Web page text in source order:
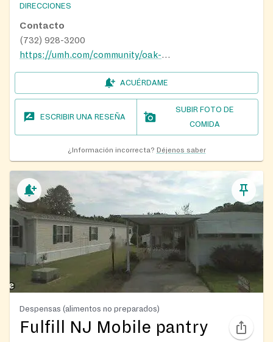
DIRECCIONES
Contacto
(732) 928-3200
https://umh.com/community/oak-tree/
ACUÉRDAME
ESCRIBIR UNA RESEÑA
SUBIR FOTO DE
COMIDA
¿Información incorrecta? Déjenos saber
Despensas (alimentos no preparados)
Fulfill NJ Mobile pantry